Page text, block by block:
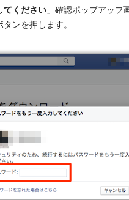
てください 」確認ポップアップ
タンを押します。